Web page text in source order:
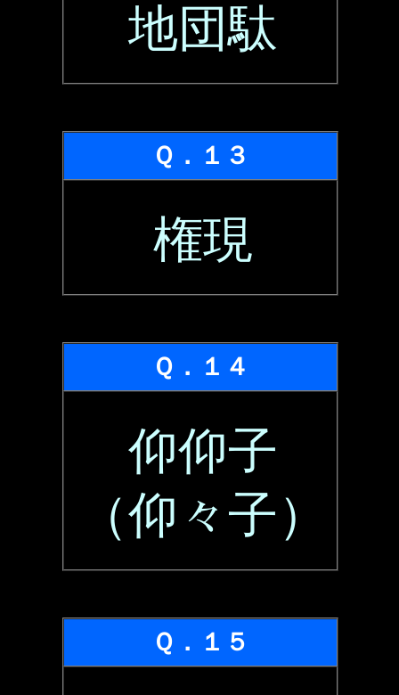
地団駄
Ｑ．１３
権現
Ｑ．１４
仰仰子
（仰々子）
Ｑ．１５